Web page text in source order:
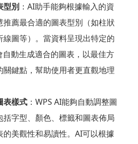
型別：AI助手能夠根據輸入的資
推薦最合適的圖表型別（如柱狀
線圖等）。當資料呈現出特定的
自動生成適合的圖表，以最佳方
關鍵點，幫助使用者更直觀地理
表樣式：WPS AI能夠自動調整圖
括字型、顏色、標籤和圖表佈局
的美觀性和易讀性。AI可以根據